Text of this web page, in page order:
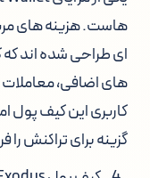
هاست. هزینه های
ای طراحی شده اند که
های اضافی،
کاربری این کیف پول
گزینه برای تراکنش